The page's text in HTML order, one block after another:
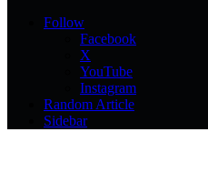
Follow
Facebook
X
YouTube
Instagram
Random Article
Sidebar